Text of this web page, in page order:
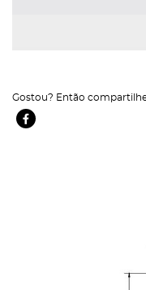
Gostou? Então
Facebook Ícone